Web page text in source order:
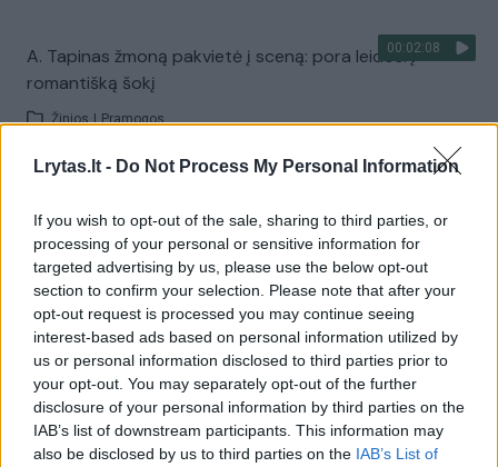
Lrytas.lt - Do Not Process My Personal Information
If you wish to opt-out of the sale, sharing to third parties, or
processing of your personal or sensitive information for
targeted advertising by us, please use the below opt-out
section to confirm your selection. Please note that after your
opt-out request is processed you may continue seeing
interest-based ads based on personal information utilized by
us or personal information disclosed to third parties prior to
your opt-out. You may separately opt-out of the further
disclosure of your personal information by third parties on the
IAB’s list of downstream participants. This information may
also be disclosed by us to third parties on the IAB’s List of
00:02:08
A. Tapinas žmoną pakvietė į sceną: pora leidosi į
romantišką šokį
Žinios | Pramogos
Žiūrimiausi įrašai
00:00:30
Vaizdai iš tragiškos avarijos Vilniaus r.: dviejų moterų ir
vaiko gyvybių išgelbėti nepavyko